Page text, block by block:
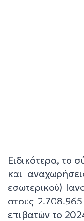
Ειδικότερα, το
και
εσωτερικού)
στους 2.708.965
επιβατών το